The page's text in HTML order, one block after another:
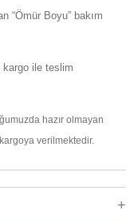
“Ömür Boyu” bakım
kargo ile teslim
hazır olmayan
verilmektedir.